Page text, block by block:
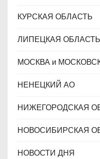
КУРСКАЯ ОБЛАСТЬ
ЛИПЕЦКАЯ ОБЛАСТЬ
МОСКВА и
НЕНЕЦКИЙ АО
НИЖЕГОРОДСКАЯ
НОВОСИБИРСКАЯ
НОВОСТИ ДНЯ